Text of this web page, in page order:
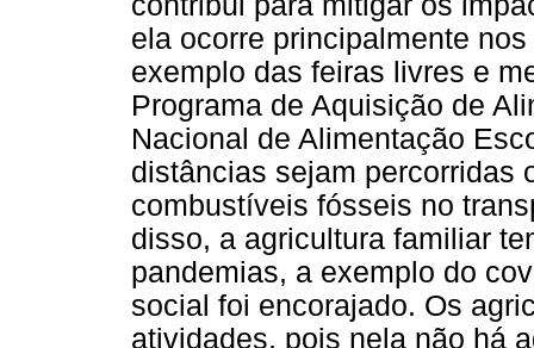
ela ocorre principalmente
exemplo das feiras livres e
Programa de Aquisição de
Nacional de Alimentação
distâncias sejam percorridas
combustíveis fósseis no
disso, a agricultura familiar
pandemias, a exemplo do
social foi encorajado. Os
atividades, pois nela não há